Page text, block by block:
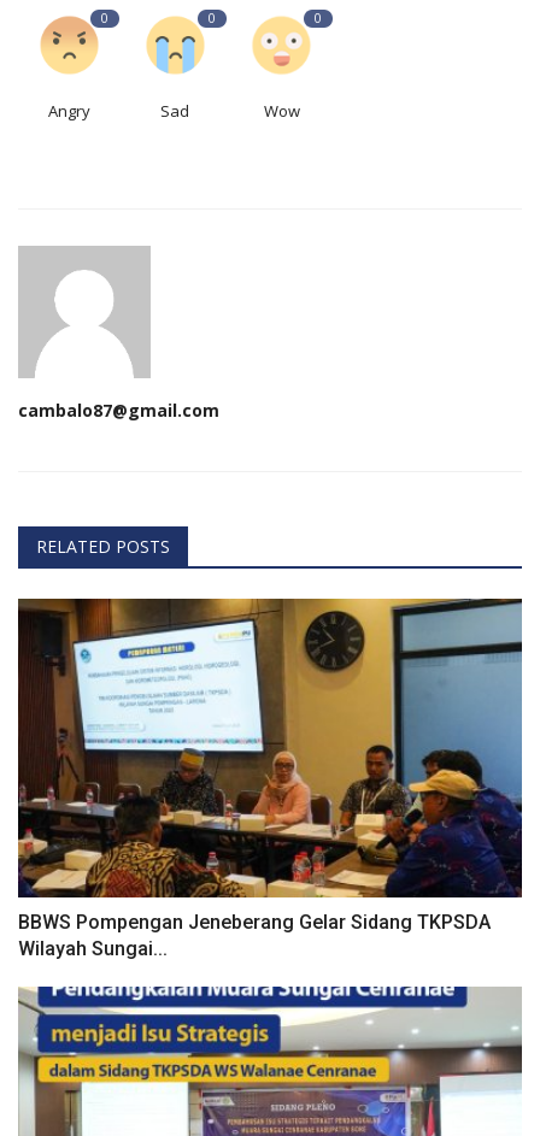
0
Angry
0
Sad
0
Wow
cambalo87@gmail.com
RELATED POSTS
BBWS Pompengan Jeneberang Gelar Sidang TKPSDA
Wilayah Sungai...